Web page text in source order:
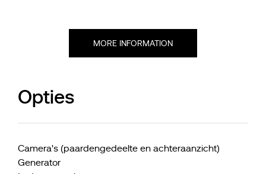
MORE INFORMATION
Opties
Camera's (paardengedeelte en achteraanzicht)
Generator